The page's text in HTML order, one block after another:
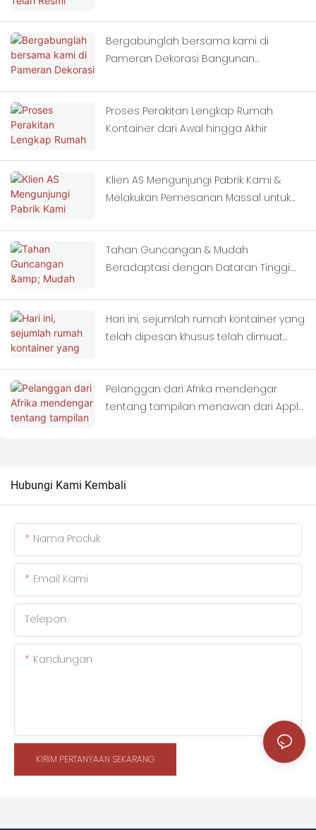
Bergabunglah bersama kami di
Pameran Dekorasi Bangunan
28.
Proses Perakitan Lengkap Rumah
Kontainer dari Awal hingga Akhir
Klien AS Mengunjungi Pabrik Kami &
Melakukan Pemesanan Massal untuk
Tahan Guncangan & Mudah
Beradaptasi dengan Dataran Tinggi:
Berlindung Ideal untuk Zona yang
Terdampak Gempa Bumi
Hari ini, sejumlah rumah kontainer yang
telah dipesan khusus telah dimuat
diberangkatkan ke Thailand.
Pelanggan dari Afrika mendengar
tentang tampilan menawan dari Apple
Hubungi Kami Kembali
Nama Produk
Email Kami
Telepon
Kandungan
KIRIM PERTANYAAN SEKARANG